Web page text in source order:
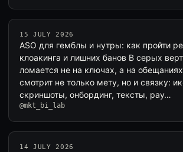
15 JULY 2026
ASO для гемблы и нутры: как пройти
клоакинга и лишних банов В серых
ломается не на ключах, а на
смотрит не только мету, но и связку:
скриншоты, онбординг, тексты, pay…
@mkt_bi_lab
14 JULY 2026